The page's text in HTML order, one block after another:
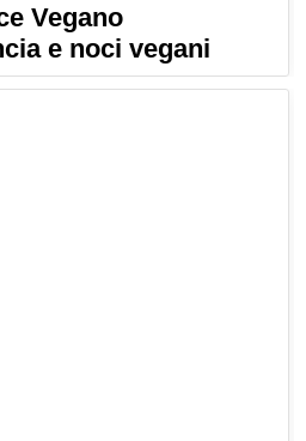
Vegano
e noci vegani